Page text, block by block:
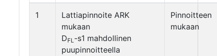
1
Lattiapinnoite ARK
mukaan
DFL-s1 mahdollinen
puupinnoitteella
Pinnoitteen
mukaan